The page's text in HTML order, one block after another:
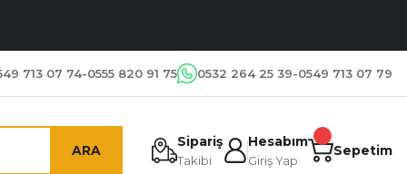
713 07 74-0555 820 91 75 0532 264 25 39-0549 713 07 79
ARA
Sipariş
Takibi
Hesabım
Giriş Yap
Sepetim